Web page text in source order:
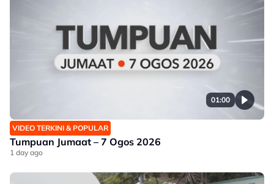
01:00
VIDEO TERKINI & POPULAR
Tumpuan Jumaat – 7 Ogos 2026
1 day ago